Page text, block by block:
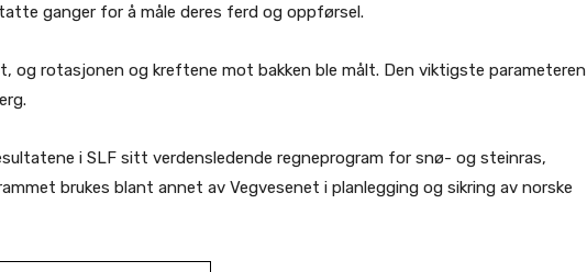
ganger for å måle deres ferd og oppførsel.
rotasjonen og kreftene mot bakken ble målt. Den viktigste parameteren
i SLF sitt verdensledende regneprogram for snø- og steinras,
brukes blant annet av Vegvesenet i planlegging og sikring av norske